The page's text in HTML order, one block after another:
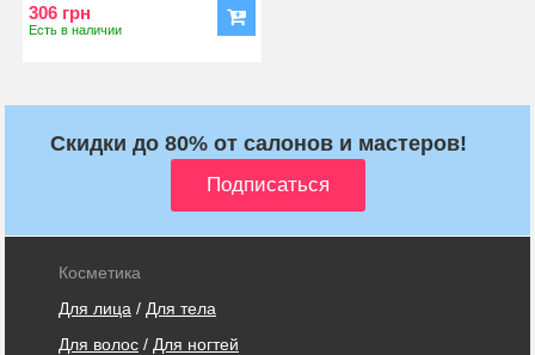
306 грн
Есть в наличии
Скидки до 80% от салонов и мастеров!
Косметика
Для лица / Для тела
Для волос / Для ногтей